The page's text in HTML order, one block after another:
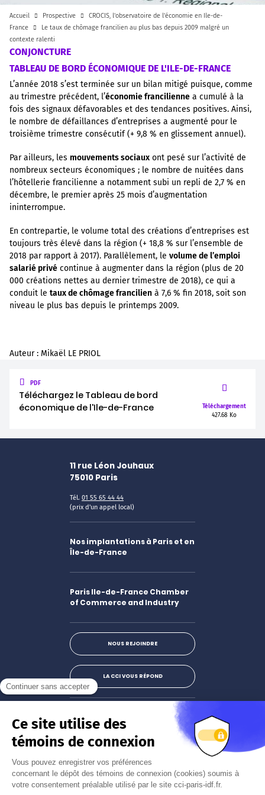
Accueil Prospective
CROCIS, l'observatoire de l'économie en Ile-de-
France
Le taux de chômage francilien au plus bas depuis 2009 malgré un
contexte ralenti
CONJONCTURE
TABLEAU DE BORD ÉCONOMIQUE DE L'ILE-DE-FRANCE
L’année 2018 s’est terminée sur un bilan mitigé puisque, comme
au trimestre précédent, l’économie francilienne a cumulé à la
fois des signaux défavorables et des tendances positives. Ainsi,
le nombre de défaillances d’entreprises a augmenté pour le
troisième trimestre consécutif (+ 9,8 % en glissement annuel).
Par ailleurs, les mouvements sociaux ont pesé sur l’activité de
nombreux secteurs économiques ; le nombre de nuitées dans
l’hôtellerie francilienne a notamment subi un repli de 2,7 % en
décembre, le premier après 25 mois d’augmentation
ininterrompue.
En contrepartie, le volume total des créations d’entreprises est
toujours très élevé dans la région (+ 18,8 % sur l’ensemble de
2018 par rapport à 2017). Parallèlement, le volume de l’emploi
salarié privé continue à augmenter dans la région (plus de 20
000 créations nettes au dernier trimestre de 2018), ce qui a
conduit le taux de chômage francilien à 7,6 % fin 2018, soit son
niveau le plus bas depuis le printemps 2009.
Auteur : Mikaël LE PRIOL
PDF
Téléchargez le Tableau de bord
économique de l'Ile-de-France
Téléchargement
427.68 Ko
11 rue Léon Jouhaux
75010 Paris
Tél. 01 55 65 44 44
(prix d'un appel local)
Nos implantations à Paris et en
Île-de-France
Paris Ile-de-France Chamber
of Commerce and Industry
NOUS REJOINDRE
LA CCI VOUS RÉPOND
Instagram
S'abonner à la newsletter